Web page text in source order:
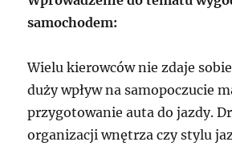
samochodem:
Wielu kierowców nie zdaje
duży wpływ na samopoczucie
przygotowanie auta do jazdy.
organizacji wnętrza czy stylu